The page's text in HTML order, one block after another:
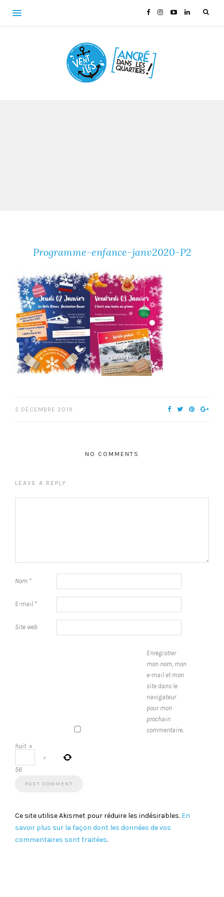
Programme-enfance-janv2020-P2
5 DÉCEMBRE 2019
NO COMMENTS
LEAVE A REPLY
Nom *
E-mail *
Site web
Enregistrer
mon nom, mon
e-mail et mon
site dans le
navigateur
pour mon
prochain
commentaire.
huit ×
=
56
Ce site utilise Akismet pour réduire les indésirables. En
savoir plus sur la façon dont les données de vos
commentaires sont traitées.